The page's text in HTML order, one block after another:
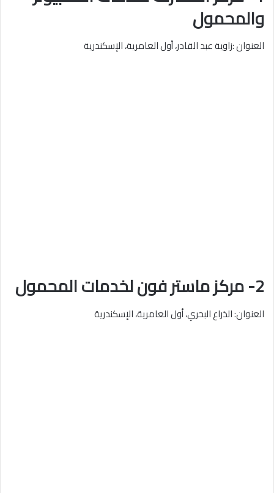
والمحمول
العنوان :زاوية عبد القادر، أول العامرية، الإسكندرية
2- مركز ماستر فون لخدمات المحمول
العنوان: الذراع البحري، أول العامرية، الإسكندرية